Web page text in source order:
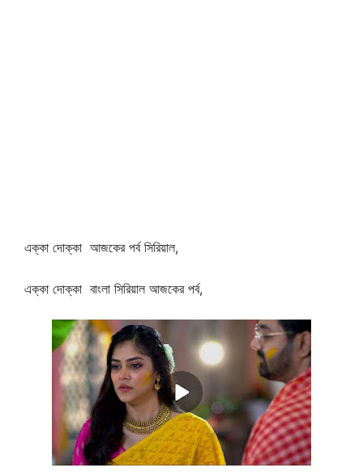
এক্কা দোক্কা আজকের পর্ব সিরিয়াল,
এক্কা দোক্কা বাংলা সিরিয়াল আজকের পর্ব,